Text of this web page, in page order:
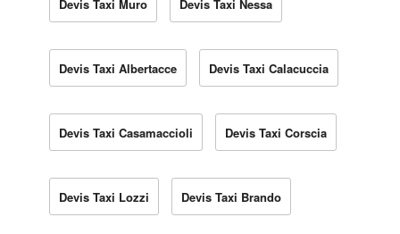
Devis Taxi Muro Devis Taxi Nessa
Devis Taxi Albertacce Devis Taxi Calacuccia
Devis Taxi Casamaccioli Devis Taxi Corscia
Devis Taxi Lozzi Devis Taxi Brando